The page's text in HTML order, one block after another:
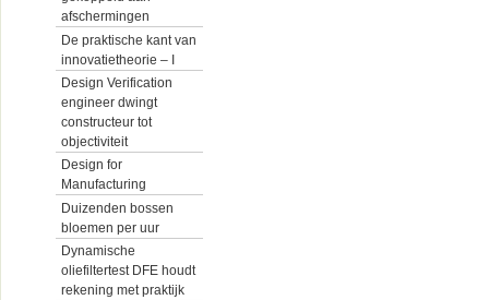
afschermingen
De praktische kant van
innovatietheorie – I
Design Verification
engineer dwingt
constructeur tot
objectiviteit
Design for
Manufacturing
Duizenden bossen
bloemen per uur
Dynamische
oliefiltertest DFE houdt
rekening met praktijk